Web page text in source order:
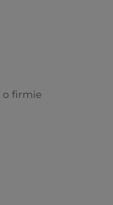
o firmie